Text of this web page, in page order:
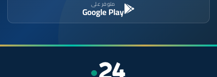
متوفر على
Google Play